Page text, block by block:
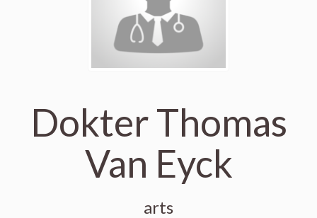
Dokter Thomas
Van Eyck
arts